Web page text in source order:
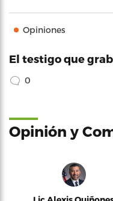
Opiniones
El testigo que
0
Opinión y